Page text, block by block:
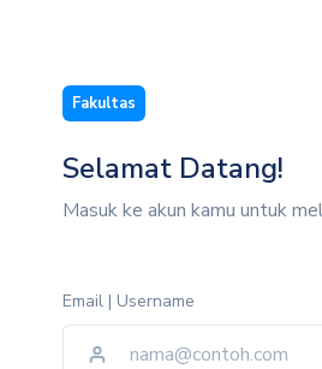
Fakultas
Selamat Datang!
Masuk ke akun kamu untuk
Email | Username